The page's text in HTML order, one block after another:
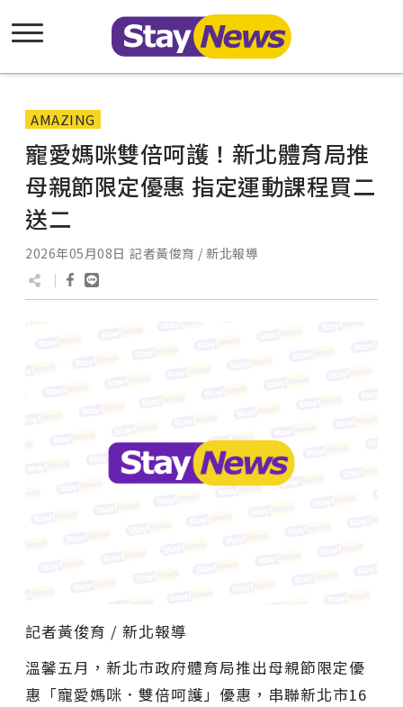
AMAZING
寵愛媽咪雙倍呵護！新北體育局推
母親節限定優惠 指定運動課程買二
送二
2026年05月08日 記者黃俊育 / 新北報導
記者黃俊育 / 新北報導
溫馨五月，新北市政府體育局推出母親節限定優
惠「寵愛媽咪．雙倍呵護」優惠，串聯新北市16